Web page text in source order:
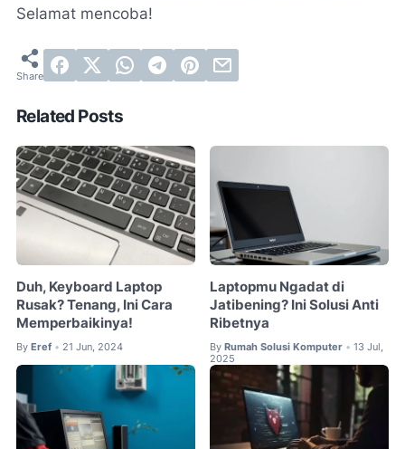
Selamat mencoba!
Related Posts
Duh, Keyboard Laptop
Rusak? Tenang, Ini Cara
Memperbaikinya!
By Eref • 21 Jun, 2024
Laptopmu Ngadat di
Jatibening? Ini Solusi Anti
Ribetnya
By Rumah Solusi Komputer • 13 Jul,
2025